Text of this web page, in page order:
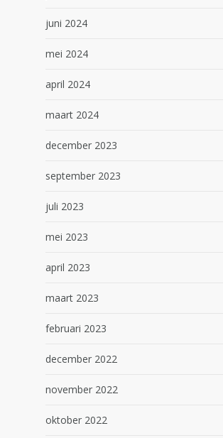
juni 2024
mei 2024
april 2024
maart 2024
december 2023
september 2023
juli 2023
mei 2023
april 2023
maart 2023
februari 2023
december 2022
november 2022
oktober 2022